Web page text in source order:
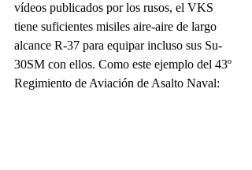
vídeos publicados por los rusos, el VKS
tiene suficientes misiles aire-aire de largo
alcance R-37 para equipar incluso sus Su-
30SM con ellos. Como este ejemplo del 43º
Regimiento de Aviación de Asalto Naval: